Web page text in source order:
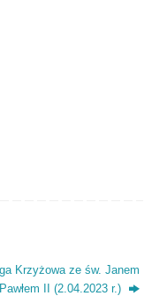
Krzyżowa ze św. Janem
Pawłem II (2.04.2023 r.)